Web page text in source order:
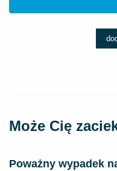
Może Cię
Poważny wypadek